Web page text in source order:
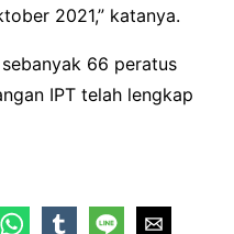
2021,” katanya.
66 peratus
IPT telah lengkap